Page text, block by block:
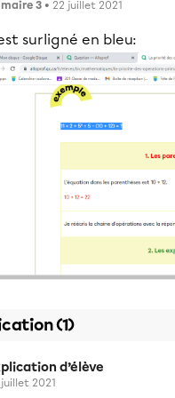
3 • 22 juillet 2021
surligné en bleu:
(1)
d’élève
juillet 2021